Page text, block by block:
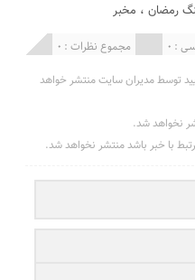
رمضان ، مخبر
مجموع نظرات : 0 : 0
توسط مدیران سایت منتشر خواهد
نخواهد شد.
با خبر باشد منتشر نخواهد شد.